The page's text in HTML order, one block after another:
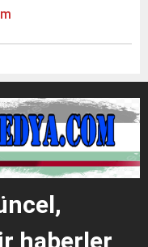
haberler